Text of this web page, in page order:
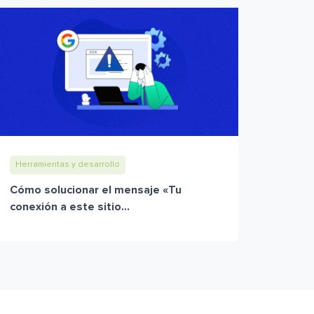
Herramientas y desarrollo
Cómo solucionar el mensaje «Tu
conexión a este sitio...